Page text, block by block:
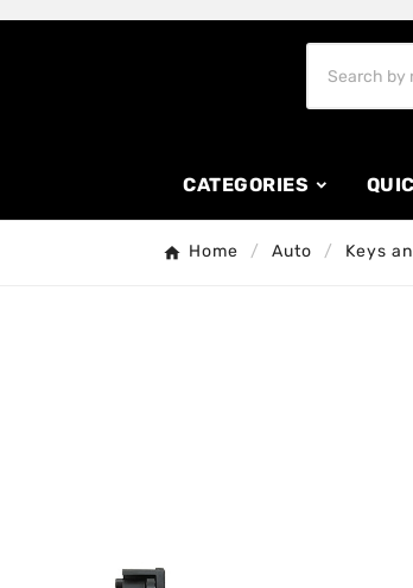
CATEGORIES
Home Auto Keys